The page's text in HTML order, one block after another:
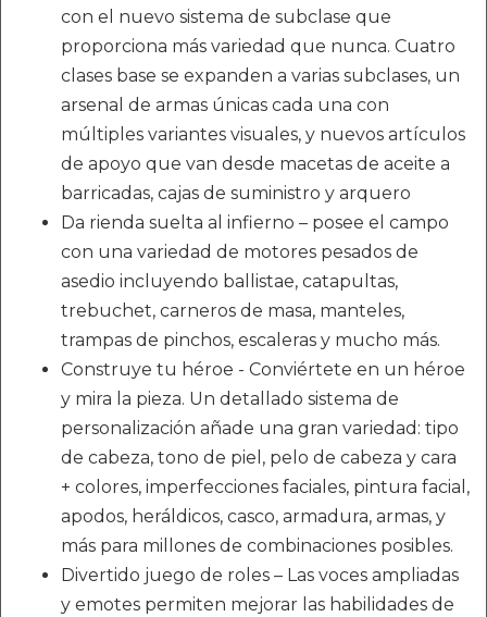
con el nuevo sistema de subclase que
proporciona más variedad que nunca. Cuatro
clases base se expanden a varias subclases, un
arsenal de armas únicas cada una con
múltiples variantes visuales, y nuevos artículos
de apoyo que van desde macetas de aceite a
barricadas, cajas de suministro y arquero
Da rienda suelta al infierno – posee el campo
con una variedad de motores pesados de
asedio incluyendo ballistae, catapultas,
trebuchet, carneros de masa, manteles,
trampas de pinchos, escaleras y mucho más.
Construye tu héroe - Conviértete en un héroe
y mira la pieza. Un detallado sistema de
personalización añade una gran variedad: tipo
de cabeza, tono de piel, pelo de cabeza y cara
+ colores, imperfecciones faciales, pintura facial,
apodos, heráldicos, casco, armadura, armas, y
más para millones de combinaciones posibles.
Divertido juego de roles – Las voces ampliadas
y emotes permiten mejorar las habilidades de